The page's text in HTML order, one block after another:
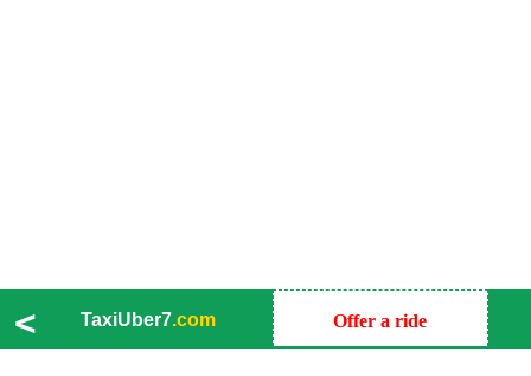
< TaxiUber7.com Offer a ride